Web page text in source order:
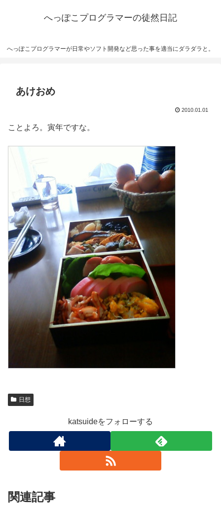
へっぽこプログラマーの徒然日記
へっぽこプログラマーが日常やソフト開発など思った事を適当にダラダラと。
あけおめ
2010.01.01
ことよろ。寅年ですな。
日想
katsuideをフォローする
関連記事